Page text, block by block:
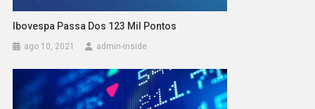
Ibovespa Passa Dos 123 Mil Pontos
ago 10, 2021 admin-inside